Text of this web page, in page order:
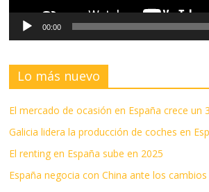
00:00
Lo más nuevo
El mercado de ocasión en España crece un
Galicia lidera la producción de coches en
El renting en España sube en 2025
España negocia con China ante los